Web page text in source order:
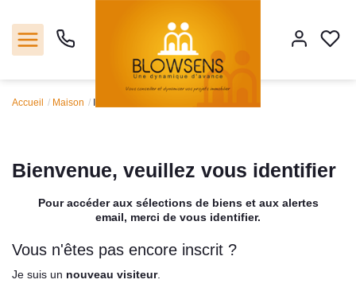
Ventes
Notre agence
Outils
Accueil Maison
Bienvenue, veuillez vous identifier
Pour accéder aux sélections de biens et aux alertes
email, merci de vous identifier.
Vous n'êtes pas encore inscrit ?
Je suis un nouveau visiteur.